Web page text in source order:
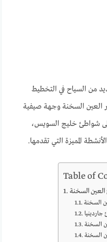
من السياح في التخطيط
العين السخنة وجهة صيفية
شواطئ خليج السويس،
المميزة التي تقدمها.
Table of
السخنة
السخنة
السخنة
السخنة